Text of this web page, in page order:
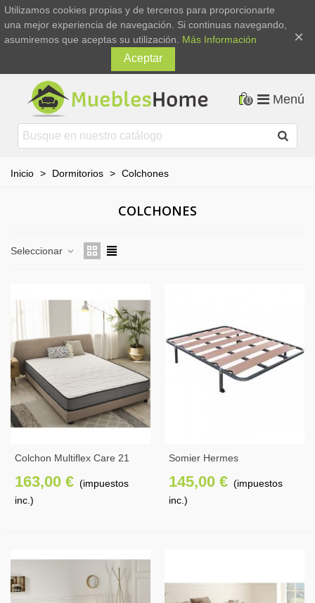
Utilizamos cookies propias y de terceros para proporcionarte
una mejor experiencia de navegación. Si continuas navegando,
asumiremos que aceptas su utilización. Más Información
Aceptar
×
0 Menú
Inicio > Dormitorios > Colchones
COLCHONES
Seleccionar
Colchon Multiflex Care 21
163,00 € (impuestos
inc.)
Somier Hermes
145,00 € (impuestos
inc.)